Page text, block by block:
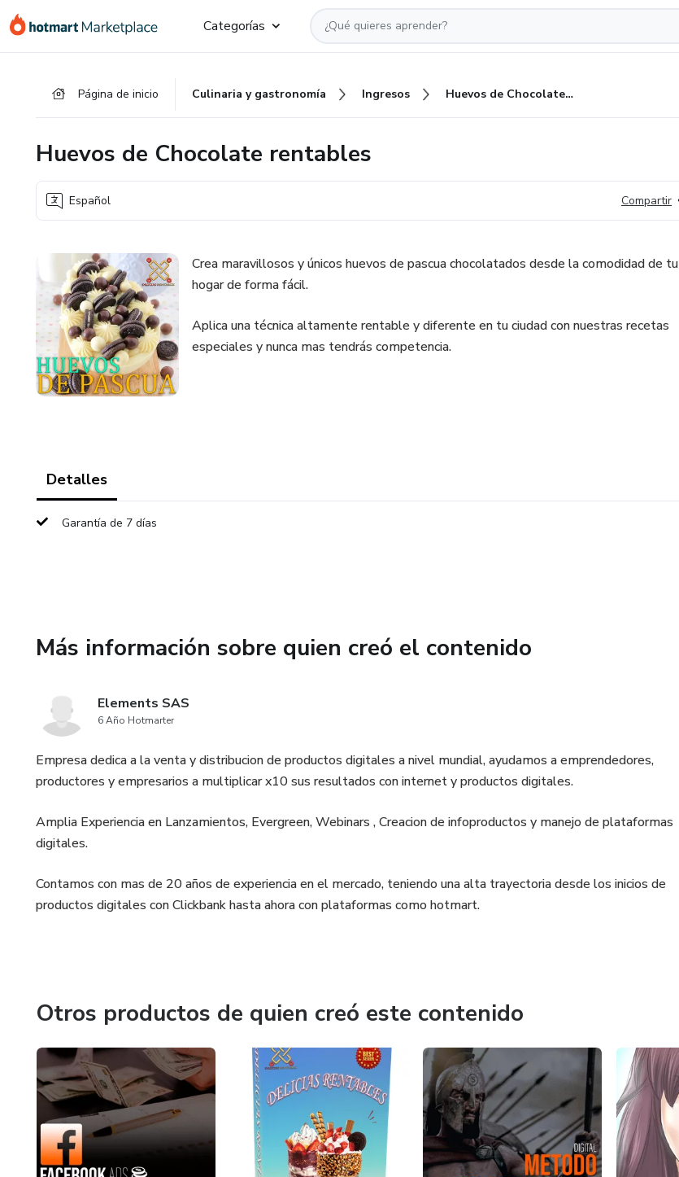
Categorías
Página de inicio Culinaria y gastronomía Ingresos Huevos de Chocolate rentables
Huevos de Chocolate rentables
Español Compartir
Crea maravillosos y únicos huevos de pascua chocolatados desde la comodidad de tu
hogar de forma fácil.
Aplica una técnica altamente rentable y diferente en tu ciudad con nuestras recetas
especiales y nunca mas tendrás competencia.
Detalles
Garantía de 7 días
Más información sobre quien creó el contenido
Elements SAS
6 Año Hotmarter
Empresa dedica a la venta y distribucion de productos digitales a nivel mundial, ayudamos a emprendedores,
productores y empresarios a multiplicar x10 sus resultados con internet y productos digitales.
Amplia Experiencia en Lanzamientos, Evergreen, Webinars , Creacion de infoproductos y manejo de plataformas
digitales.
Contamos con mas de 20 años de experiencia en el mercado, teniendo una alta trayectoria desde los inicios de
productos digitales con Clickbank hasta ahora con plataformas como hotmart.
Otros productos de quien creó este contenido